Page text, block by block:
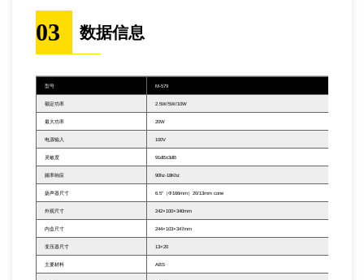
03 数据信息
型号 M-579
额定功率 2.5W/5W/10W
最大功率 20W
电源输入 100V
灵敏度 91dB±3dB
频率响应 90hz-18Khz
扬声器尺寸 6.5“（Φ166mm）20/13mm cone
外观尺寸 242×100×340mm
内盒尺寸 244×103×347mm
变压器尺寸 13×20
主要材料 ABS